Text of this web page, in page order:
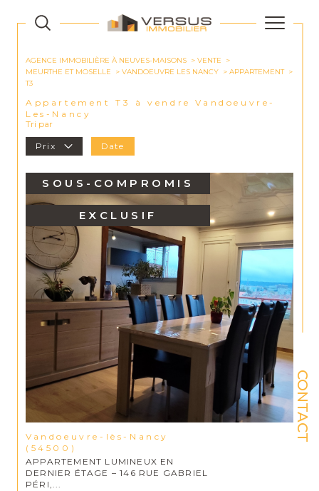
CONTACT
AGENCE IMMOBILIÈRE À NEUVES-MAISONS
VENTE
MEURTHE ET MOSELLE
VANDOEUVRE LES NANCY
APPARTEMENT
T3
Appartement T3 à vendre Vandoeuvre-
Les-Nancy
Tri par
Prix Date
SOUS-COMPROMIS
EXCLUSIF
Vandoeuvre-lès-Nancy
(54500)
APPARTEMENT LUMINEUX EN
DERNIER ÉTAGE – 146 RUE GABRIEL
PÉRI,...